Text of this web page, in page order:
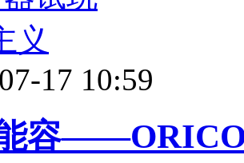
义
17 10:59
容——ORICO